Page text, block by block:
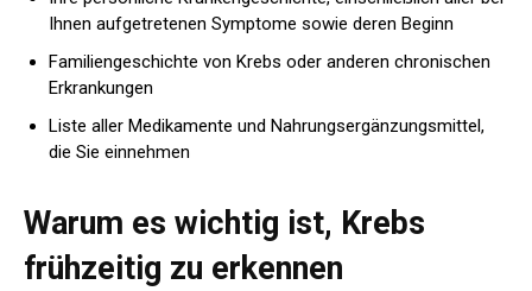
Ihnen aufgetretenen Symptome sowie deren Beginn
Familiengeschichte von Krebs oder anderen chronischen
Erkrankungen
Liste aller Medikamente und Nahrungsergänzungsmittel,
die Sie einnehmen
Warum es wichtig ist, Krebs
frühzeitig zu erkennen